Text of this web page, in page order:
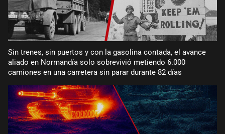
Sin trenes, sin puertos y con la gasolina contada, el avance
aliado en Normandía solo sobrevivió metiendo 6.000
camiones en una carretera sin parar durante 82 días